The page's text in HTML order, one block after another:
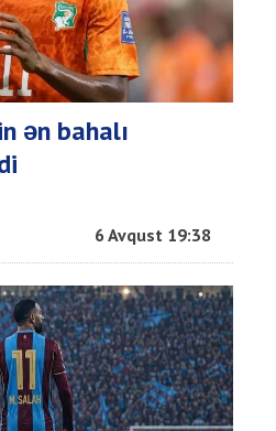
ən bahalı
6 Avqust 19:38